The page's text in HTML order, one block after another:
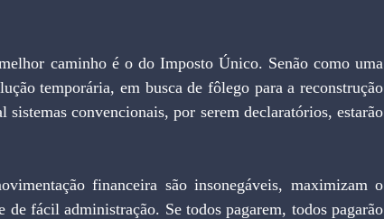
temporária, em busca de fôlego para a reconstrução
convencionais, por serem declaratórios, estarão
fácil administração. Se todos pagarem, todos pagarão